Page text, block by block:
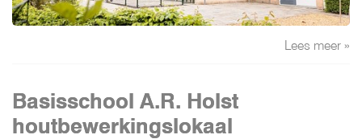
Lees meer »
Basisschool A.R. Holst
houtbewerkingslokaal